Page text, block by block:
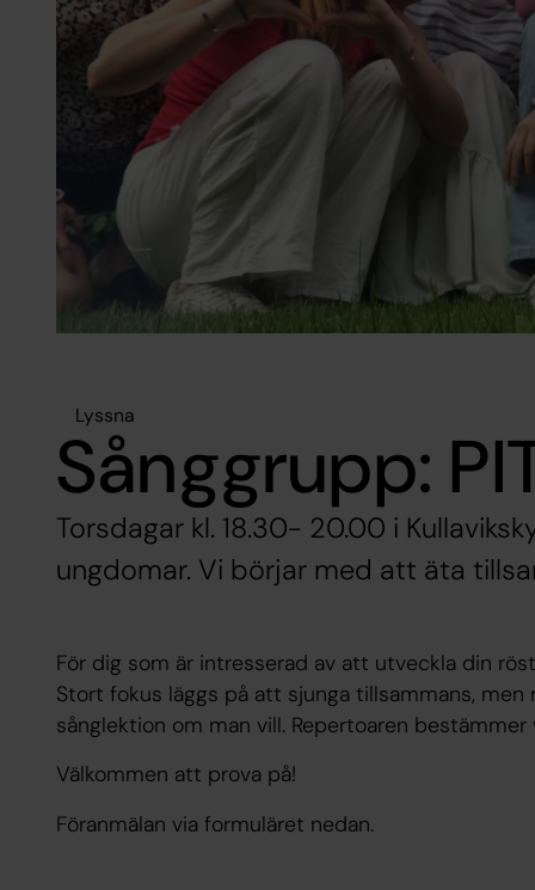
Lyssna
Sånggrupp:
Torsdagar kl. 18.30- 20.00 i
ungdomar. Vi börjar med att äta
För dig som är intresserad av att utveckla din
Stort fokus läggs på att sjunga tillsammans,
sånglektion om man vill. Repertoaren bestämmer
Välkommen att prova på!
Föranmälan via formuläret nedan.